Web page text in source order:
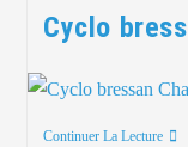
Cyclo
Continuer La Lecture